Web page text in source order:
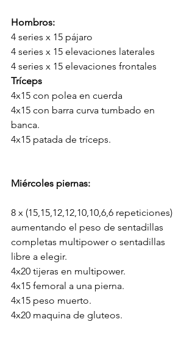
Hombros:
4 series x 15 pájaro
4 series x 15 elevaciones laterales
4 series x 15 elevaciones frontales
Tríceps
4x15 con polea en cuerda
4x15 con barra curva tumbado en
banca.
4x15 patada de tríceps.
Miércoles piernas:
8 x (15,15,12,12,10,10,6,6 repeticiones)
aumentando el peso de sentadillas
completas multipower o sentadillas
libre a elegir.
4x20 tijeras en multipower.
4x15 femoral a una pierna.
4x15 peso muerto.
4x20 maquina de gluteos.